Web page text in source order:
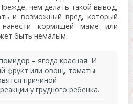
чем делать такой вывод,
и возможный вред, который
кормящей маме или
быть немалым.
– ягода красная. И
фрукт или овощ, томаты
причиной
у грудного ребенка.